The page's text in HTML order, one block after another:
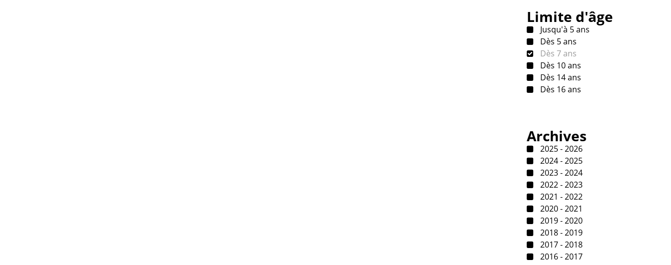
Limite d'âge
Jusqu'à 5 ans
Dès 5 ans
Dès 7 ans
Dès 10 ans
Dès 14 ans
Dès 16 ans
Archives
2025 - 2026
2024 - 2025
2023 - 2024
2022 - 2023
2021 - 2022
2020 - 2021
2019 - 2020
2018 - 2019
2017 - 2018
2016 - 2017